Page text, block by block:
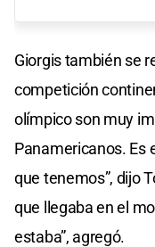
Giorgis también se
competición
olímpico son muy
Panamericanos. Es
que tenemos”, dijo
que llegaba en el
estaba”, agregó.